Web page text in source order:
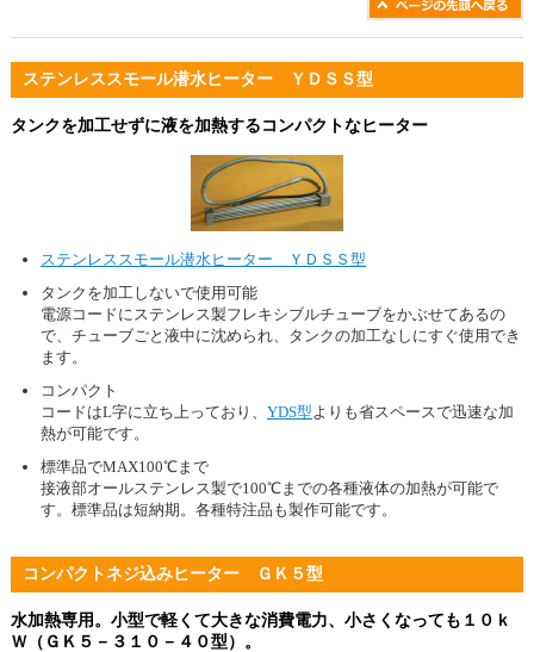
ステンレススモール潜水ヒーター ＹＤＳＳ型
タンクを加工せずに液を加熱するコンパクトなヒーター
ステンレススモール潜水ヒーター ＹＤＳＳ型
タンクを加工しないで使用可能
電源コードにステンレス製フレキシブルチューブをかぶせてあるの
で、チューブごと液中に沈められ、タンクの加工なしにすぐ使用でき
ます。
コンパクト
コードはL字に立ち上っており、 YDS型よりも省スペースで迅速な加
熱が可能です。
標準品でMAX100℃まで
接液部オールステンレス製で100℃までの各種液体の加熱が可能で
す。標準品は短納期。各種特注品も製作可能です。
コンパクトネジ込みヒーター ＧＫ５型
水加熱専用。小型で軽くて大きな消費電力、小さくなっても１０ｋ
Ｗ（ＧＫ５－３１０－４０型）。